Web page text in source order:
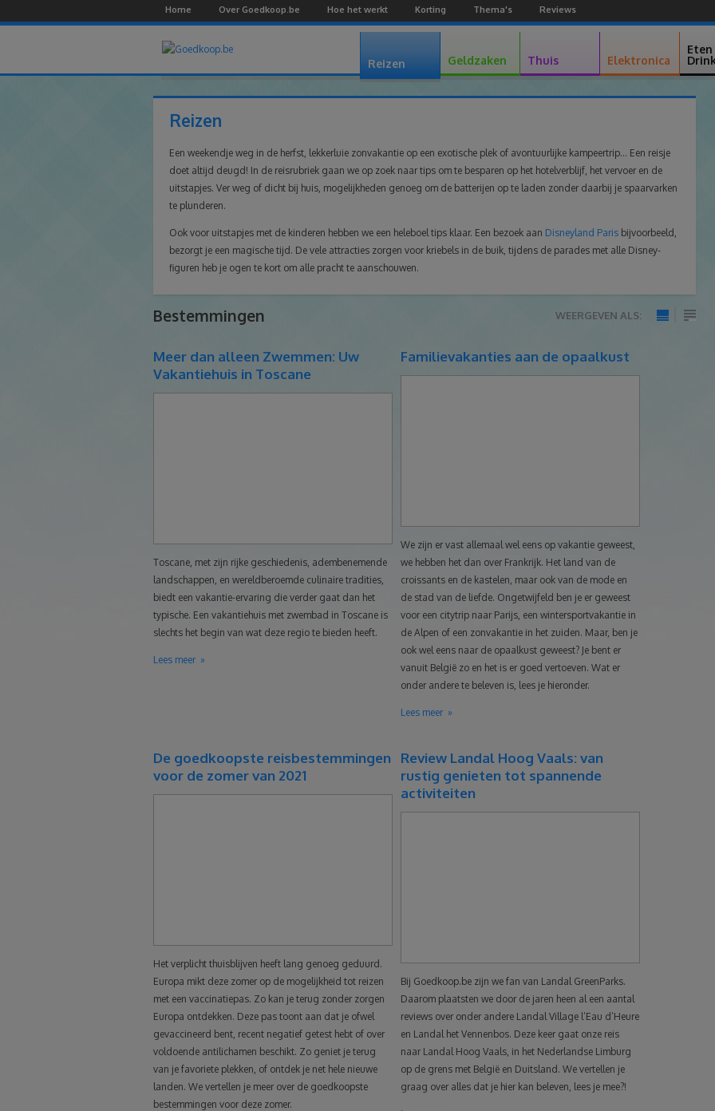
Home Over Goedkoop.be Hoe het werkt Korting Thema's Reviews
Reizen Geldzaken Thuis Elektronica
Reizen
Een weekendje weg in de herfst, lekkerluie zonvakantie op een exotische plek of avontuurlijke kampeertrip... Een reisje
doet altijd deugd! In de reisrubriek gaan we op zoek naar tips om te besparen op het hotelverblijf, het vervoer en de
uitstapjes. Ver weg of dicht bij huis, mogelijkheden genoeg om de batterijen op te laden zonder daarbij je spaarvarken
te plunderen.
Ook voor uitstapjes met de kinderen hebben we een heleboel tips klaar. Een bezoek aan Disneyland Paris bijvoorbeeld,
bezorgt je een magische tijd. De vele attracties zorgen voor kriebels in de buik, tijdens de parades met alle Disney-
figuren heb je ogen te kort om alle pracht te aanschouwen.
Bestemmingen WEERGEVEN ALS:
Meer dan alleen Zwemmen: Uw
Vakantiehuis in Toscane
Toscane, met zijn rijke geschiedenis, adembenemende
landschappen, en wereldberoemde culinaire tradities,
biedt een vakantie-ervaring die verder gaat dan het
typische. Een vakantiehuis met zwembad in Toscane is
slechts het begin van wat deze regio te bieden heeft.
Lees meer
Familievakanties aan de opaalkust
We zijn er vast allemaal wel eens op vakantie geweest,
we hebben het dan over Frankrijk. Het land van de
croissants en de kastelen, maar ook van de mode en
de stad van de liefde. Ongetwijfeld ben je er geweest
voor een citytrip naar Parijs, een wintersportvakantie in
de Alpen of een zonvakantie in het zuiden. Maar, ben je
ook wel eens naar de opaalkust geweest? Je bent er
vanuit België zo en het is er goed vertoeven. Wat er
onder andere te beleven is, lees je hieronder.
Lees meer
De goedkoopste reisbestemmingen
voor de zomer van 2021
Het verplicht thuisblijven heeft lang genoeg geduurd.
Europa mikt deze zomer op de mogelijkheid tot reizen
met een vaccinatiepas. Zo kan je terug zonder zorgen
Europa ontdekken. Deze pas toont aan dat je ofwel
gevaccineerd bent, recent negatief getest hebt of over
voldoende antilichamen beschikt. Zo geniet je terug
van je favoriete plekken, of ontdek je net hele nieuwe
landen. We vertellen je meer over de goedkoopste
bestemmingen voor deze zomer.
Review Landal Hoog Vaals: van
rustig genieten tot spannende
activiteiten
Bij Goedkoop.be zijn we fan van Landal GreenParks.
Daarom plaatsten we door de jaren heen al een aantal
reviews over onder andere Landal Village l’Eau d’Heure
en Landal het Vennenbos. Deze keer gaat onze reis
naar Landal Hoog Vaals, in het Nederlandse Limburg
op de grens met België en Duitsland. We vertellen je
graag over alles dat je hier kan beleven, lees je mee?!